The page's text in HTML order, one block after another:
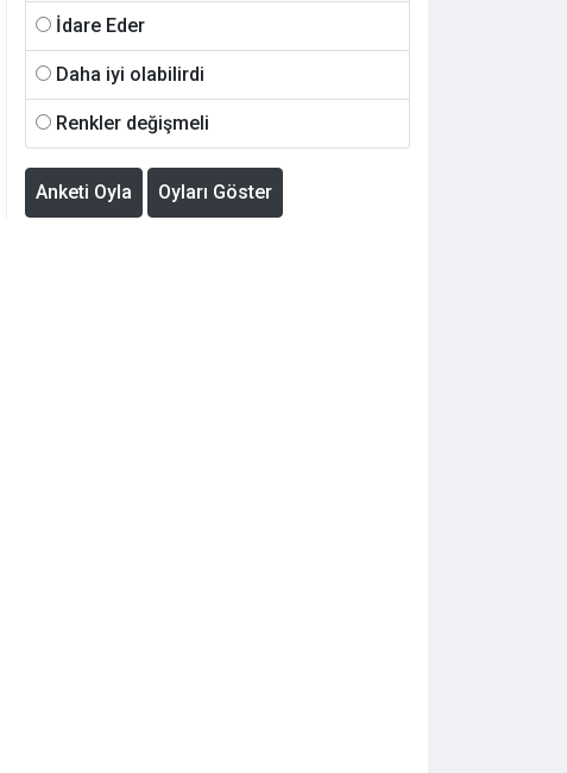
İdare Eder
Daha iyi olabilirdi
Renkler değişmeli
Anketi Oyla Oyları Göster